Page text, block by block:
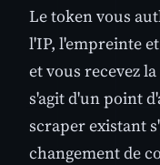
Le token vous
l'IP, l'empreinte
et vous recevez
s'agit d'un point
scraper existant
changement de